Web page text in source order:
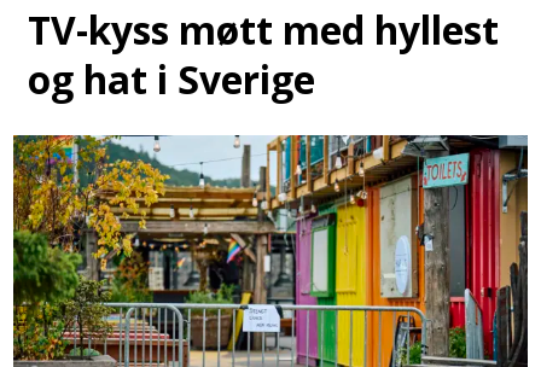
TV-kyss møtt med hyllest
og hat i Sverige